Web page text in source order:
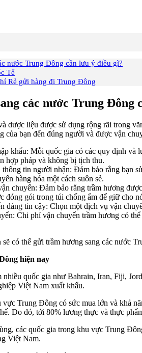
nước Trung Đông cần lưu ý điều gì?
Tế
Rẻ gửi hàng đi Trung Đông
các nước Trung Đông
dược liệu được sử dụng rộng rãi trong
của bạn đến đúng người và được vận
khẩu: Mỗi quốc gia có các quy định và
hợp pháp và không bị tịch thu.
tin người nhận: Đảm bảo rằng bạn
hàng hóa một cách suôn sẻ.
chuyển: Đảm bảo rằng trầm hương
đóng gói trong túi chống ẩm để giữ cho
đáng tin cậy: Chọn một dịch vụ vận
Chi phí vận chuyển trầm hương có
có thể gửi trầm hương sang các nước
hiện nay
quốc gia như Bahrain, Iran, Fiji,
Việt Nam xuất khẩu.
Trung Đông có sức mua lớn và khả
Do đó, tới 80% lương thực và thực
các quốc gia trong khu vực Trung
Việt Nam.